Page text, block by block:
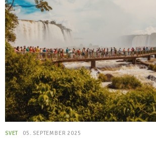
SVET 05. SEPTEMBER 2025